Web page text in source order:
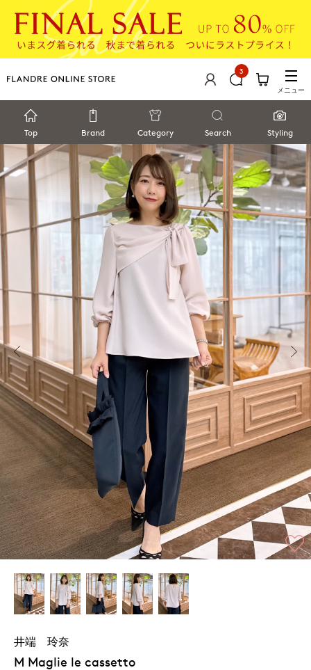
3
メニュー
Top Brand Category Search Styling
井端 玲奈
M Maglie le cassetto